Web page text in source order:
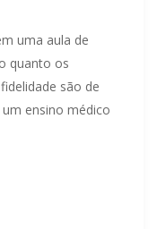
uma aula de
quanto os
são de
ensino médico